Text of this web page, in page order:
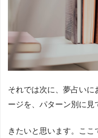
それでは次に、夢占いに
ージを、パターン別に見
きたいと思います。こ